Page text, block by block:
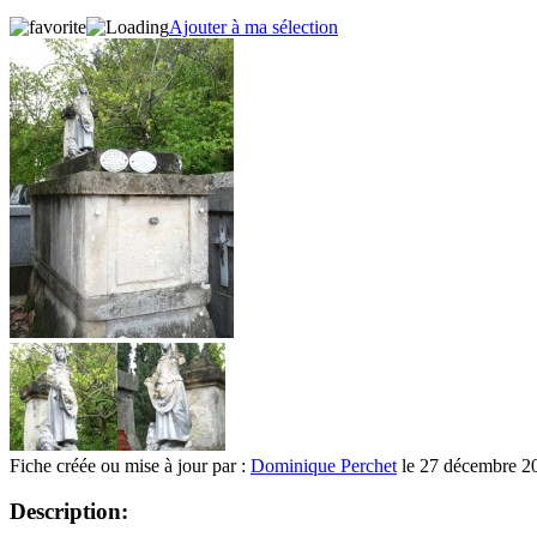
Ajouter à ma sélection
Fiche créée ou mise à jour par : Dominique Perchet le 27 décembre
Description: